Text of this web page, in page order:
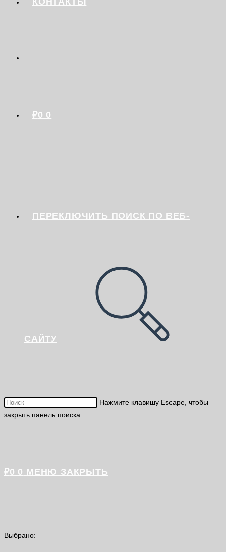
₽0 0
ПЕРЕКЛЮЧИТЬ ПОИСК ПО ВЕБ-
САЙТУ
Нажмите клавишу Escape, чтобы
закрыть панель поиска.
₽0 0 МЕНЮ ЗАКРЫТЬ
Выбрано: